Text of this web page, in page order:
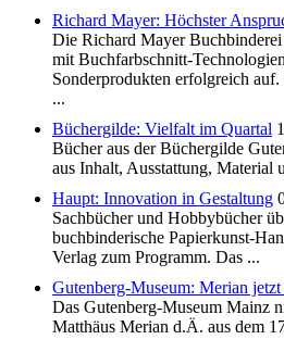
Richard Mayer: Höchster
Die Richard Mayer
mit Buchfarbschnitt-
Sonderprodukten erfolgreich
...
Büchergilde: Vielfalt im Quartal
Bücher aus der Büchergilde
aus Inhalt, Ausstattung, Material
Haupt: Innovation in Gestaltung
Sachbücher und Hobbybücher
buchbinderische Papierkunst-
Verlag zum Programm. Das ...
Gutenberg-Museum: Merian jetzt
Das Gutenberg-Museum Mainz
Matthäus Merian d.Ä. aus dem